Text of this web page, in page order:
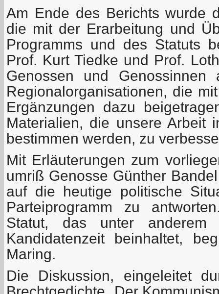
Am Ende des Berichts wurde
die mit der Erarbeitung und
Programms und des Statuts
Prof. Kurt Tiedke und Prof.
Genossen und
Regionalorganisationen, die
Ergänzungen dazu
Materialien, die unsere Arbeit
bestimmen werden, zu
Mit Erläuterungen zum
umriß Genosse Günther
auf die heutige politische
Parteiprogramm zu
Statut, das unter anderem
Kandidatenzeit beinhaltet,
Maring.
Die Diskussion, eingeleitet